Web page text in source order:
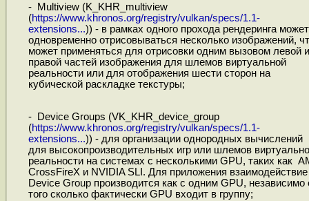
- Multiview (K_KHR_multiview
(https://www.khronos.org/registry/vulkan/specs/1.1-
extensions...)) - в рамках одного прохода рендеринга может
одновременно отрисовываться несколько изображений,
может применяться для отрисовки одним вызовом левой и
правой частей изображения для шлемов виртуальной
реальности или для отображения шести сторон на
кубической раскладке текстуры;
- Device Groups (VK_KHR_device_group
(https://www.khronos.org/registry/vulkan/specs/1.1-
extensions...)) - для организации однородных вычислений
для высокопроизводительных игр или шлемов
реальности на системах с несколькими GPU, таких как
CrossFireX и NVIDIA SLI. Для приложения взаимодействие
Device Group производится как с одним GPU, независимо
того сколько фактически GPU входит в группу;